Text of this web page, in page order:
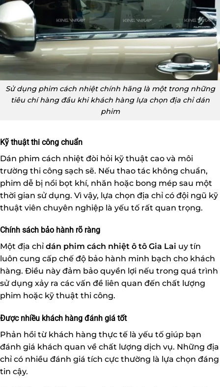
Sử dụng phim cách nhiệt chính hãng là một trong những
tiêu chí hàng đầu khi khách hàng lựa chọn địa chỉ dán
phim
Kỹ thuật thi công chuẩn
Dán phim cách nhiệt đòi hỏi kỹ thuật cao và môi
trường thi công sạch sẽ. Nếu thao tác không chuẩn,
phim dễ bị nổi bọt khí, nhăn hoặc bong mép sau một
thời gian sử dụng. Vì vậy, lựa chọn địa chỉ có đội ngũ kỹ
thuật viên chuyên nghiệp là yếu tố rất quan trọng.
Chính sách bảo hành rõ ràng
Một địa chỉ dán phim cách nhiệt ô tô Gia Lai uy tín
luôn cung cấp chế độ bảo hành minh bạch cho khách
hàng. Điều này đảm bảo quyền lợi nếu trong quá trình
sử dụng xảy ra các vấn đề liên quan đến chất lượng
phim hoặc kỹ thuật thi công.
Được nhiều khách hàng đánh giá tốt
Phản hồi từ khách hàng thực tế là yếu tố giúp bạn
đánh giá khách quan về chất lượng dịch vụ. Những địa
chỉ có nhiều đánh giá tích cực thường là lựa chọn đáng
tin cậy.